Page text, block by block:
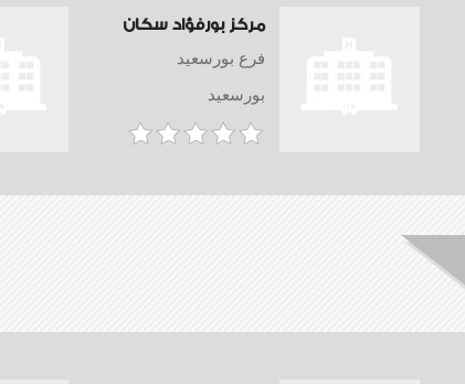
مركز بورفؤاد سكان
فرع بورسعيد
بورسعيد